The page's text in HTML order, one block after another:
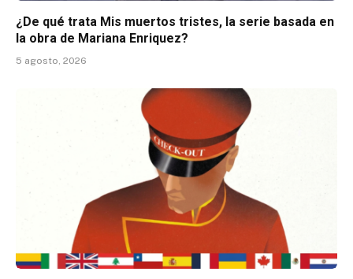
¿De qué trata Mis muertos tristes, la serie basada en
la obra de Mariana Enriquez?
5 agosto, 2026